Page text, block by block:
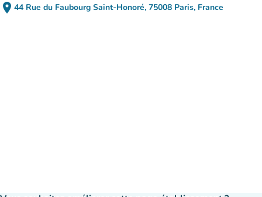
place 44 Rue du Faubourg Saint-Honoré, 75008 Paris, France
(ouvrir dans Google Maps)
(nouvel onglet)